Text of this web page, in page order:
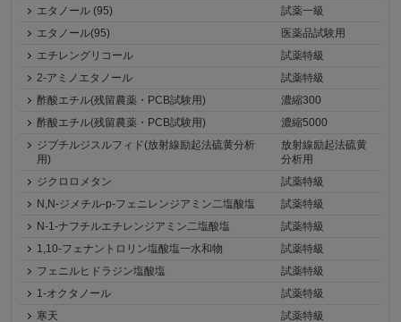
エタノール (95)
試薬一級
エタノール(95)
医薬品試験用
エチレングリコール
試薬特級
2-アミノエタノール
試薬特級
酢酸エチル(残留農薬・PCB試験用)
濃縮300
酢酸エチル(残留農薬・PCB試験用)
濃縮5000
ジブチルジスルフィド(放射線励起法硫黄分析
用)
放射線励起法硫黄
分析用
ジクロロメタン
試薬特級
N,N-ジメチル-p-フェニレンジアミン二塩酸塩
試薬特級
N-1-ナフチルエチレンジアミン二塩酸塩
試薬特級
1,10-フェナントロリン塩酸塩一水和物
試薬特級
フェニルヒドラジン塩酸塩
試薬特級
1-オクタノール
試薬特級
寒天
試薬特級